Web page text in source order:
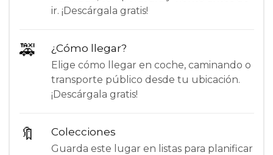
ir. ¡Descárgala gratis!
🚕 ¿Cómo llegar?
Elige cómo llegar en coche, caminando o
transporte público desde tu ubicación.
¡Descárgala gratis!
🔖 Colecciones
Guarda este lugar en listas para planificar